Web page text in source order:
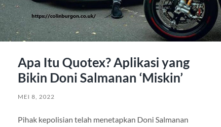
Apa Itu Quotex? Aplikasi yang
Bikin Doni Salmanan ‘Miskin’
MEI 8, 2022
Pihak kepolisian telah menetapkan Doni Salmanan